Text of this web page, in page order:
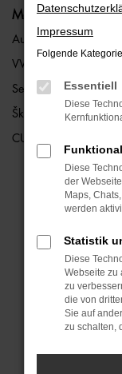
Marken
Audi
VW
Seat
Škoda
CUPRA
Hier sind ein
Laden
deine
Prüfe
Impressum
Folgende
Essentiell
Diese
Funktional
Diese
der
Maps,
werden
Statistik
Diese
Webseite zu
zu
die von
Sie auf
zu schalten,